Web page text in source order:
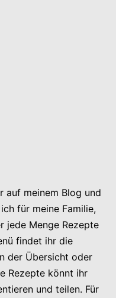
auf meinem Blog und
für meine Familie,
jede Menge Rezepte
findet ihr die
der Übersicht oder
Rezepte könnt ihr
und teilen. Für